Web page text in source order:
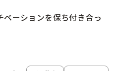
ーションを保ち付き合っ